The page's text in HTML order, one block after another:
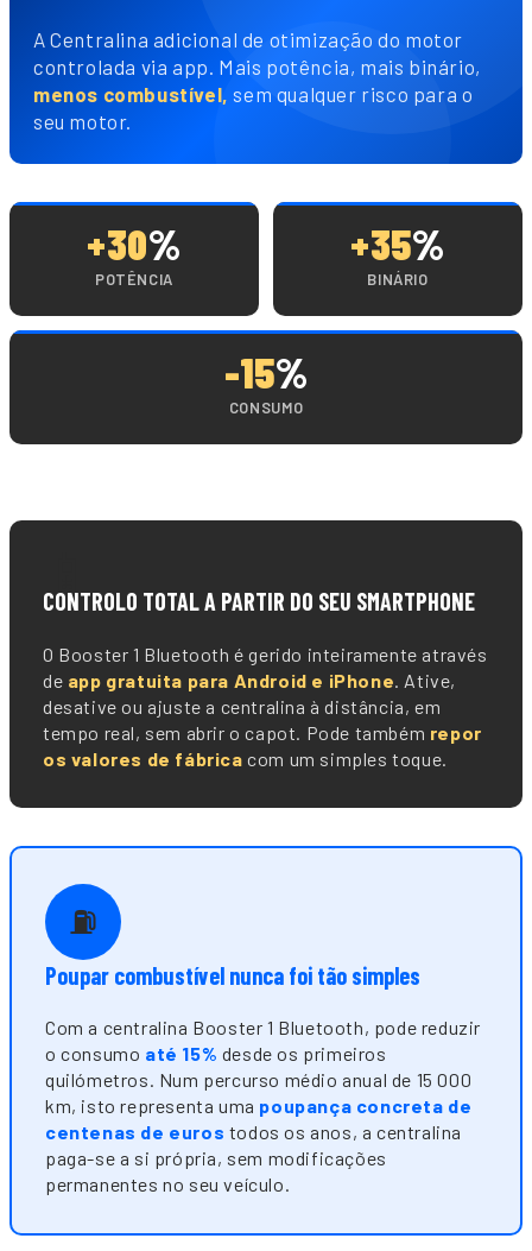
A Centralina adicional de otimização do motor
controlada via app. Mais potência, mais binário,
menos combustível, sem qualquer risco para o
seu motor.
+30%
POTÊNCIA
+35%
BINÁRIO
-15%
CONSUMO
CONTROLO TOTAL A PARTIR DO SEU SMARTPHONE
O Booster 1 Bluetooth é gerido inteiramente através
de app gratuita para Android e iPhone . Ative,
desative ou ajuste a centralina à distância, em
tempo real, sem abrir o capot. Pode também repor
os valores de fábrica com um simples toque.
⛽
Poupar combustível nunca foi tão simples
Com a centralina Booster 1 Bluetooth, pode reduzir
o consumo até 15% desde os primeiros
quilómetros. Num percurso médio anual de 15 000
km, isto representa uma poupança concreta de
centenas de euros todos os anos, a centralina
paga-se a si própria, sem modificações
permanentes no seu veículo.